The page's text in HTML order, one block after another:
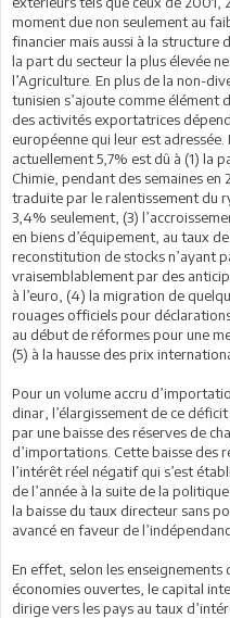
moment due non seulement au
financier mais aussi à la
la part du secteur la plus élevée
l’Agriculture. En plus de la non-
tunisien s’ajoute comme
des activités exportatrices
européenne qui leur est
actuellement 5,7% est dû à (1) la
Chimie, pendant des semaines en
traduite par le ralentissement du
3,4% seulement, (3)
en biens d’équipement, au taux
reconstitution de stocks n’ayant
vraisemblablement par des
à l’euro, (4) la migration de
rouages officiels pour
au début de réformes pour une
(5) à la hausse des prix
Pour un volume accru
dinar, l’élargissement de ce
par une baisse des réserves de
d’importations. Cette baisse des
l’intérêt réel négatif qui s’est
de l’année à la suite de la
la baisse du taux directeur sans
avancé en faveur de
En effet, selon les
économies ouvertes, le capital
dirige vers les pays au taux